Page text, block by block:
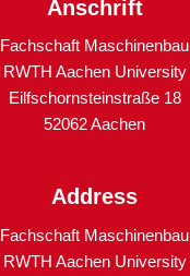
Anschrift
Fachschaft Maschinenbau
RWTH Aachen University
Eilfschornsteinstraße 18
52062 Aachen
Address
Fachschaft Maschinenbau
RWTH Aachen University